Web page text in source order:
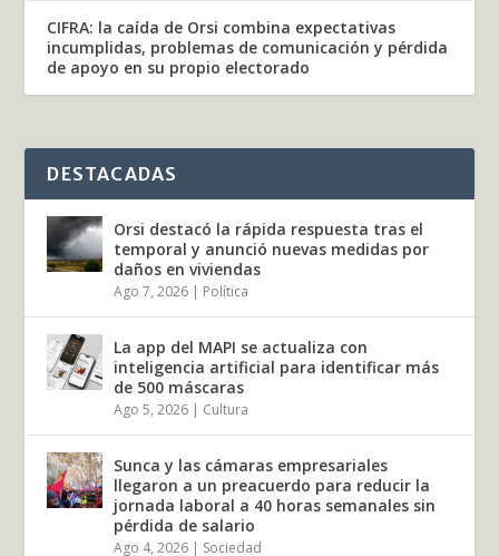
CIFRA: la caída de Orsi combina expectativas
incumplidas, problemas de comunicación y pérdida
de apoyo en su propio electorado
DESTACADAS
Orsi destacó la rápida respuesta tras el
temporal y anunció nuevas medidas por
daños en viviendas
Ago 7, 2026 | Política
La app del MAPI se actualiza con
inteligencia artificial para identificar más
de 500 máscaras
Ago 5, 2026 | Cultura
Sunca y las cámaras empresariales
llegaron a un preacuerdo para reducir la
jornada laboral a 40 horas semanales sin
pérdida de salario
Ago 4, 2026 | Sociedad